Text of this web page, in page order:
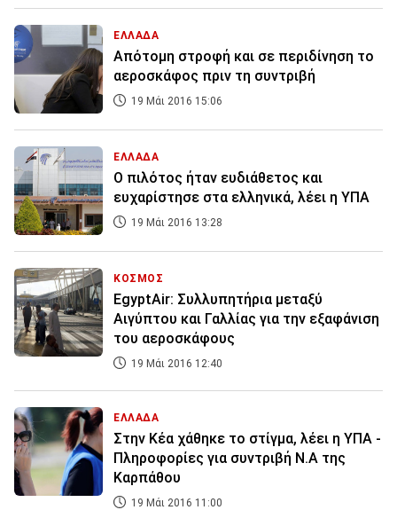
ΕΛΛΑΔΑ
Απότομη στροφή και σε περιδίνηση το
αεροσκάφος πριν τη συντριβή
19 Μάι 2016 15:06
ΕΛΛΑΔΑ
Ο πιλότος ήταν ευδιάθετος και
ευχαρίστησε στα ελληνικά, λέει η ΥΠΑ
19 Μάι 2016 13:28
ΚΟΣΜΟΣ
EgyptAir: Συλλυπητήρια μεταξύ
Αιγύπτου και Γαλλίας για την εξαφάνιση
του αεροσκάφους
19 Μάι 2016 12:40
ΕΛΛΑΔΑ
Στην Κέα χάθηκε το στίγμα, λέει η ΥΠΑ -
Πληροφορίες για συντριβή Ν.Α της
Καρπάθου
19 Μάι 2016 11:00